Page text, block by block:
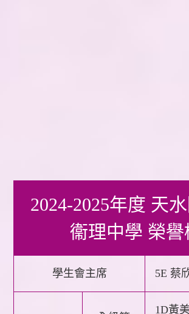
2024-2025年度 天
衞理中學 榮譽
學生會主席 5E 蔡
1D黃